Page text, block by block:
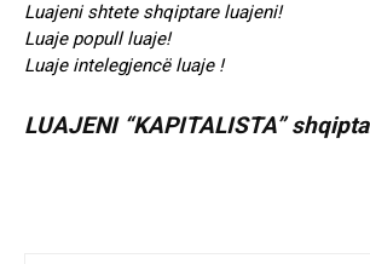
Luajeni shtete shqiptare luajeni!
Luaje popull luaje!
Luaje intelegjencë luaje !
LUAJENI “KAPITALISTA”